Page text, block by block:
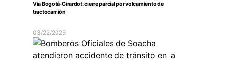
Vía Bogotá-Girardot: cierre parcial por volcamiento de
tractocamión
03/22/2026